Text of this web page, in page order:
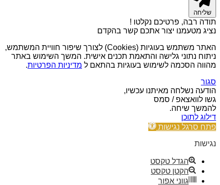
שליחה
תודה רבה, פרטיכם נקלטו !
נציג מטעמנו יצור אתכם קשר בהקדם
האתר משתמש בעוגיות (Cookies) לצורך שיפור חוויית המשתמש,
ניתוח נתוני גלישה והתאמת תכנים אישית. המשך השימוש באתר
מהווה הסכמה לשימוש בעוגיות בהתאם ל מדיניות הפרטיות.
סגור
הודעה נשלחה מאיתנו עכשיו,
גשו לוואצאפ / סמס
להמשך שיחה.
דילוג לתוכן
פתח סרגל נגישות
נגישות
הגדל טקסט
הקטן טקסט
גווני אפור